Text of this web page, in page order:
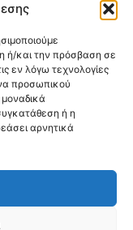
ή/και την πρόσβαση σε
εν λόγω τεχνολογίες
προσωπικού
ή η
αρνητικά